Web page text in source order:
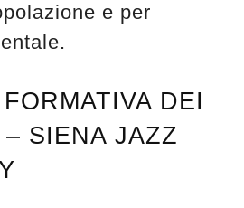
e per
FORMATIVA DEI
SIENA JAZZ